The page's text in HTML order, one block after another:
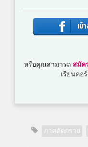
เ
หรือคุณสามารถ สมัค
เรียนคอ
ภาคตัดกรวย